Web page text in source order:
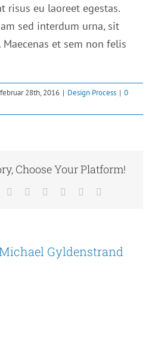
risus eu laoreet egestas.
sed interdum urna, sit
et sem non felis
februar 28th, 2016 | Design Process | 0
Choose Your Platform!
LinkedInWhatsApp
TumblrPinterest
Gyldenstrand